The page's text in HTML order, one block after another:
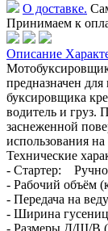
О доставке.
Принимаем к
Описание
предназначен
буксировщика
водитель и груз.
заснеженной
использования
Технические
- Стартер:
- Рабочий объём
- Передача на
- Ширина
- Размеры Д/Ш/В